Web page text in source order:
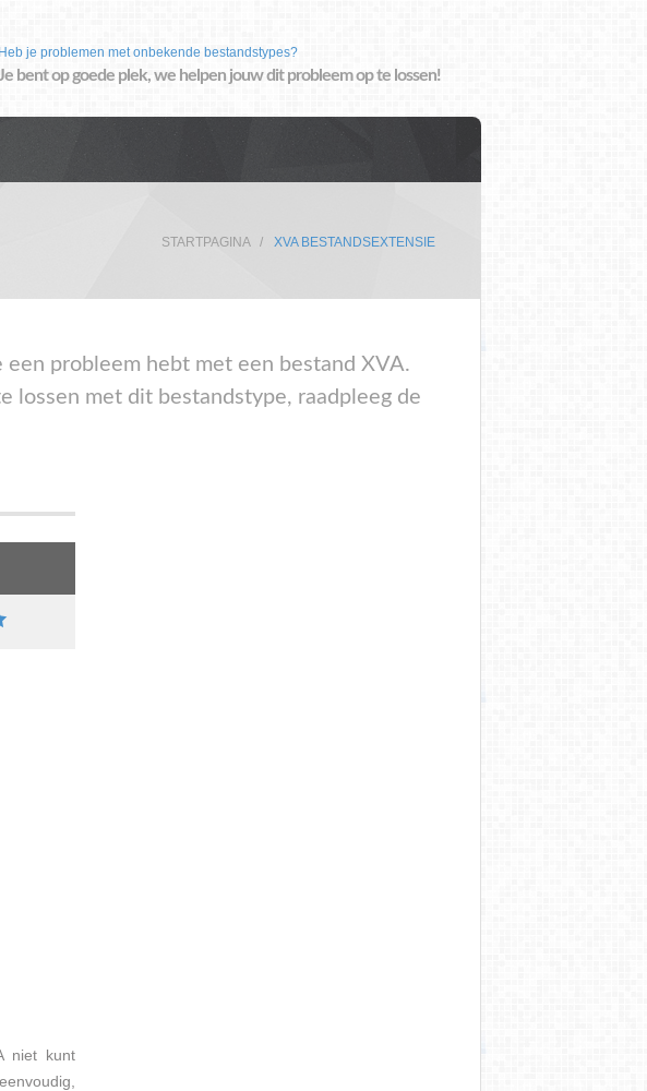
Heb je problemen met onbekende bestandstypes?
bent op goede plek, we helpen jouw dit probleem op te lossen!
STARTPAGINA XVA BESTANDSEXTENSIE
probleem hebt met een bestand XVA.
lossen met dit bestandstype, raadpleeg de
niet kunt